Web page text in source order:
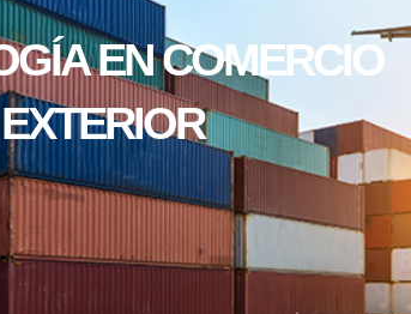
EN COMERCIO
EXTERIOR